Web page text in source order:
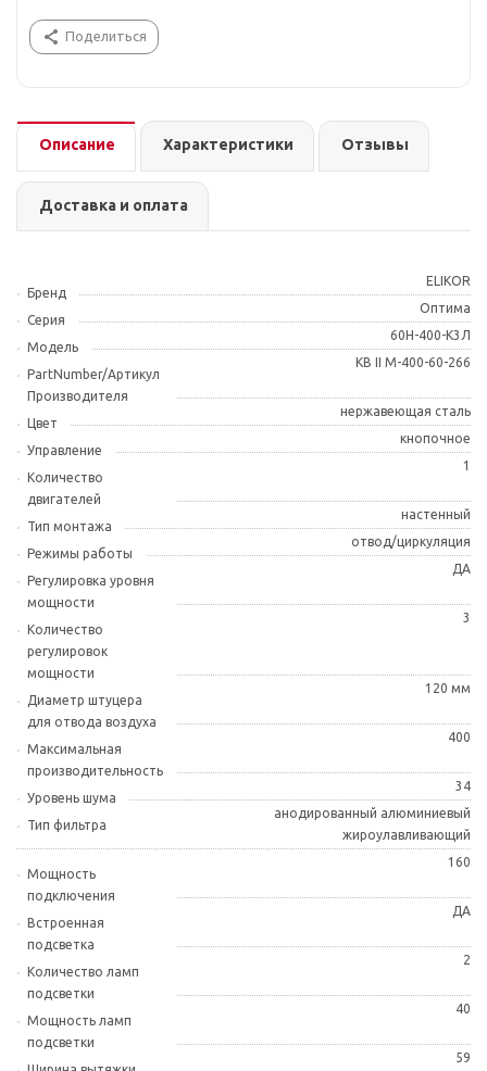
Поделиться
Описание Характеристики Отзывы
Доставка и оплата
Бренд
ELIKOR
Серия
Оптима
Модель
60Н-400-К3Л
PartNumber/Артикул
Производителя
КВ II М-400-60-266
Цвет
нержавеющая сталь
Управление
кнопочное
Количество
двигателей
1
Тип монтажа
настенный
Режимы работы
отвод/циркуляция
Регулировка уровня
мощности
ДА
Количество
регулировок
мощности
3
Диаметр штуцера
для отвода воздуха
120 мм
Максимальная
производительность
400
Уровень шума
34
Тип фильтра
анодированный алюминиевый
жироулавливающий
Мощность
подключения
160
Встроенная
подсветка
ДА
Количество ламп
подсветки
2
Мощность ламп
подсветки
40
59